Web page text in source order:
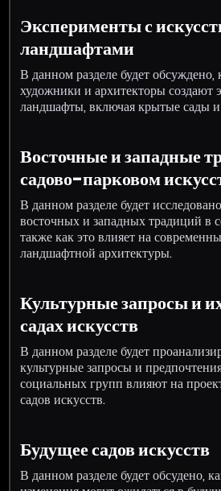
Эксперименты с
ландшафтами
В данном разделе будет
художники и архитекторы создают
ландшафты, включая крытые сады
Восточные и западные
садово-парковом
В данном разделе будет
восточных и западных традиций в
также как это влияет на
ландшафтной архитектуры.
Культурные запросы и
садах искусств
В данном разделе будет
культурные запросы и
социальных групп влияют на
садов искусств.
Будущее садов искусств
В данном разделе будет обсудено,